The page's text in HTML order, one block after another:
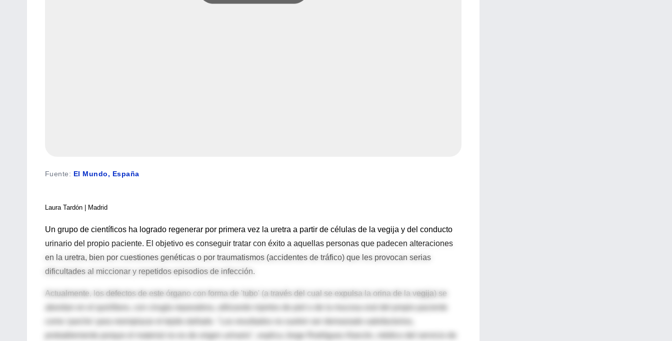
Fuente: El Mundo, España
Laura Tardón | Madrid
Un grupo de científicos ha logrado regenerar por primera vez la uretra a partir de células de la vegija y del conducto
urinario del propio paciente. El objetivo es conseguir tratar con éxito a aquellas personas que padecen alteraciones
en la uretra, bien por cuestiones genéticas o por traumatismos (accidentes de tráfico) que les provocan serias
dificultades al miccionar y repetidos episodios de infección.
Actualmente, los defectos de este órgano con forma de 'tubo' (a través del cual se expulsa la orina de la vegija) se
abordan en el quirófano, con cirugía reparadora, utilizando injertos de piel o de la mucosa oral del propio paciente
probablemente porque el material no es de origen urinario", explica Jorge Rodríguez Alarcón, médico del servicio de